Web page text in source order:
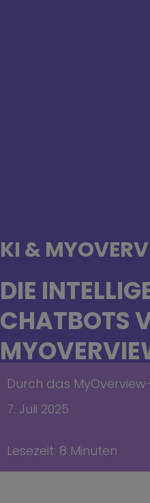
KI &
DIE
CHATBOTS
Durch das
7. Juli 2025
Lesezeit: 8 Minuten